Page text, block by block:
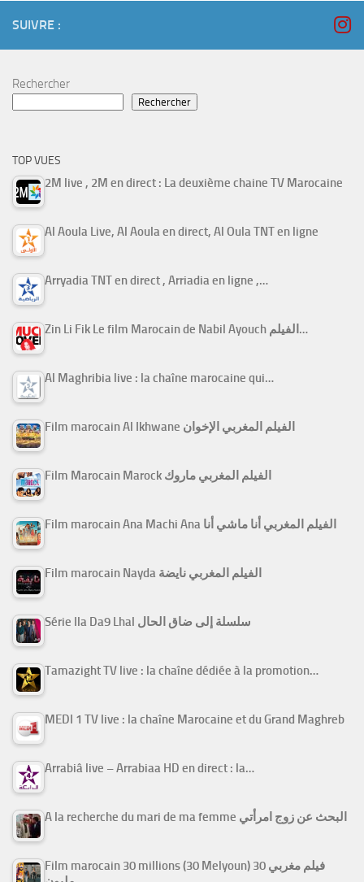
SUIVRE :
Rechercher
Rechercher
TOP VUES
2M live , 2M en direct : La deuxième chaine TV Marocaine
Al Aoula Live, Al Aoula en direct, Al Oula TNT en ligne
Arryadia TNT en direct , Arriadia en ligne ,…
Zin Li Fik Le film Marocain de Nabil Ayouch الفيلم…
Al Maghribia live : la chaîne marocaine qui…
Film marocain Al Ikhwane الفيلم المغربي الإخوان
Film Marocain Marock الفيلم المغربي ماروك
Film marocain Ana Machi Ana الفيلم المغربي أنا ماشي أنا
Film marocain Nayda الفيلم المغربي نايضة
Série Ila Da9 Lhal سلسلة إلى ضاق الحال
Tamazight TV live : la chaîne dédiée à la promotion…
MEDI 1 TV live : la chaîne Marocaine et du Grand Maghreb
Arrabiâ live – Arrabiaa HD en direct : la…
A la recherche du mari de ma femme البحث عن زوج امرأتي
Film marocain 30 millions (30 Melyoun) فيلم مغربي 30